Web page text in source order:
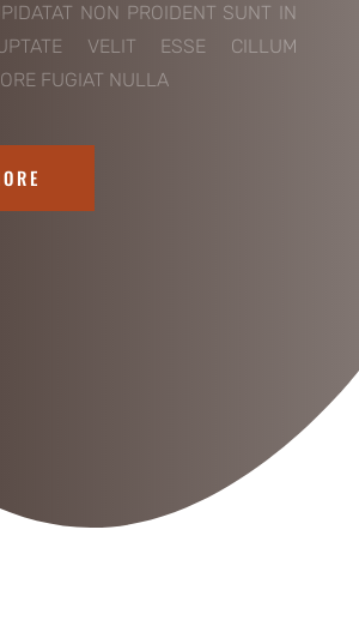
NON PROIDENT SUNT IN
VELIT ESSE CILLUM
FUGIAT NULLA